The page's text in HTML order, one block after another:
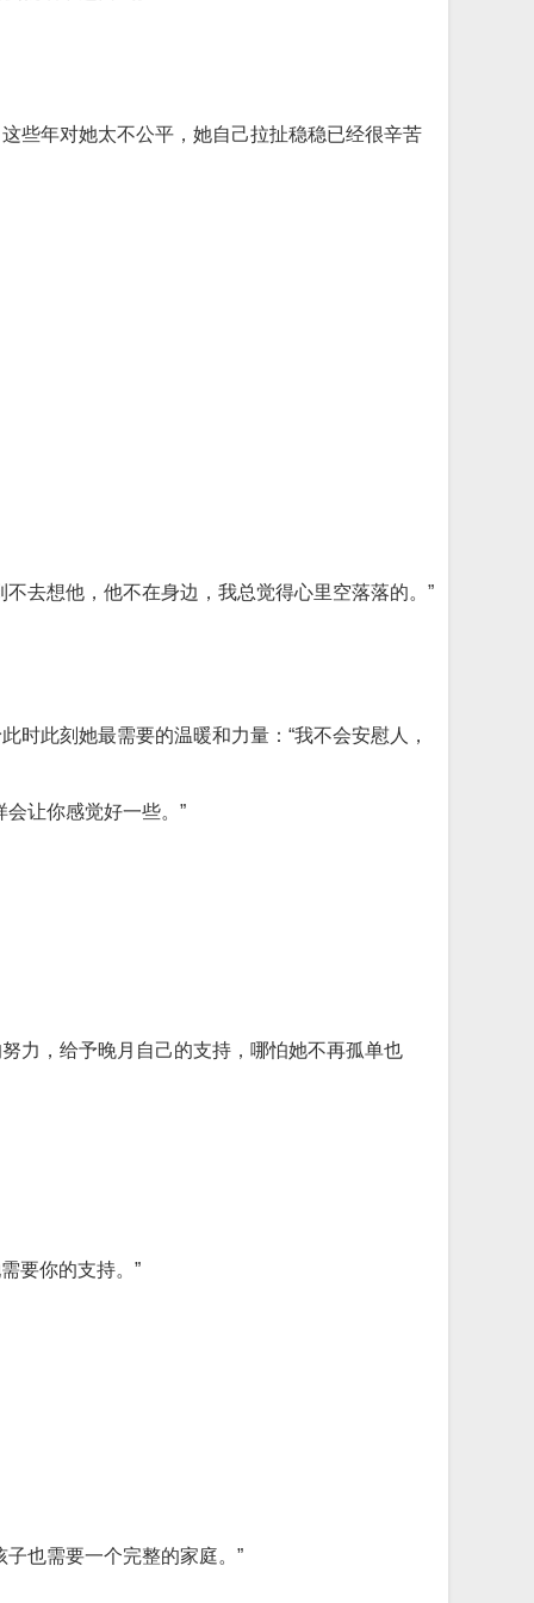
些年对她太不公平，她自己拉扯稳稳已经很辛苦
去想他，他不在身边，我总觉得心里空落落的。”
此刻她最需要的温暖和力量：“我不会安慰人，
让你感觉好一些。”
力，给予晚月自己的支持，哪怕她不再孤单也
要你的支持。”
也需要一个完整的家庭。”